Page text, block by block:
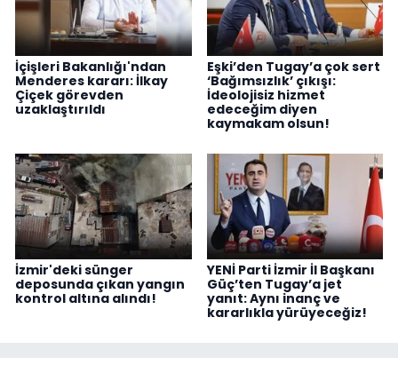
İçişleri Bakanlığı'ndan
Menderes kararı: İlkay
Çiçek görevden
uzaklaştırıldı
Eşki’den Tugay’a çok sert
‘Bağımsızlık’ çıkışı:
İdeolojisiz hizmet
edeceğim diyen
kaymakam olsun!
İzmir'deki sünger
deposunda çıkan yangın
kontrol altına alındı!
YENİ Parti İzmir İl Başkanı
Güç’ten Tugay’a jet
yanıt: Aynı inanç ve
kararlıkla yürüyeceğiz!